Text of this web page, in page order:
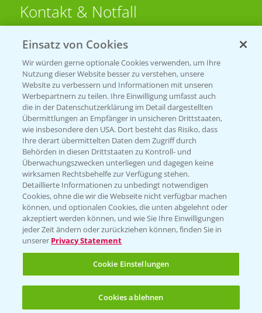
Kontakt & Notfall
Beratung auf WhatsApp
T.+49 (0)174 346 564 1
KONTAKT
Hilfe in Notfällen
T.+49 (0)214/30-20220
Folgen Sie uns
Einsatz von Cookies
Wir würden gerne optionale Cookies verwenden, um Ihre
Nutzung dieser Website besser zu verstehen, unsere
Website zu verbessern und Informationen mit unseren
Werbepartnern zu teilen. Ihre Einwilligung umfasst auch
die in der Datenschutzerklärung im Detail dargestellten
Übermittlungen an Empfänger in unsicheren Drittstaaten,
wie insbesondere den USA. Dort besteht das Risiko, dass
Ihre derart übermittelten Daten dem Zugriff durch
Behörden in diesen Drittstaaten zu Kontroll- und
Überwachungszwecken unterliegen und dagegen keine
wirksamen Rechtsbehelfe zur Verfügung stehen.
Detaillierte Informationen zu unbedingt notwendigen
Cookies, ohne die wir die Webseite nicht verfügbar machen
können, und optionalen Cookies, die unten abgelehnt oder
akzeptiert werden können, und wie Sie Ihre Einwilligungen
jeder Zeit ändern oder zurückziehen können, finden Sie in
unserer Privacy Statement
Cookie Einstellungen
Cookies ablehnen